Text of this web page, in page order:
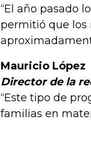
“El año pasado
permitió que los
Mauricio López
Director de la
“Este tipo de
familias en